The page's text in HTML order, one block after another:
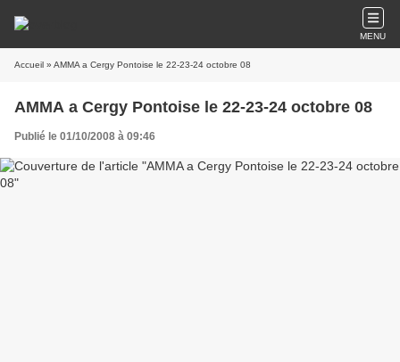
MENU
Accueil » AMMA a Cergy Pontoise le 22-23-24 octobre 08
AMMA a Cergy Pontoise le 22-23-24 octobre 08
Publié le 01/10/2008 à 09:46